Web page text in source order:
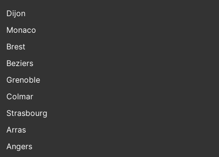
Dijon
Monaco
Brest
Beziers
Grenoble
Colmar
Strasbourg
Arras
Angers